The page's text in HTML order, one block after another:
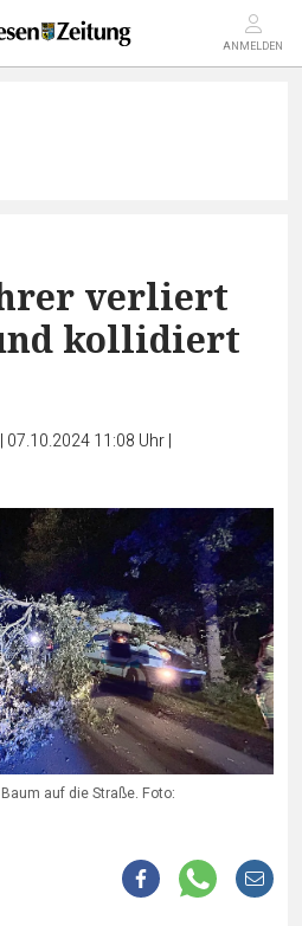
ANMELDEN
verliert
kollidiert
| 07.10.2024 11:08 Uhr|
auf die Straße. Foto: